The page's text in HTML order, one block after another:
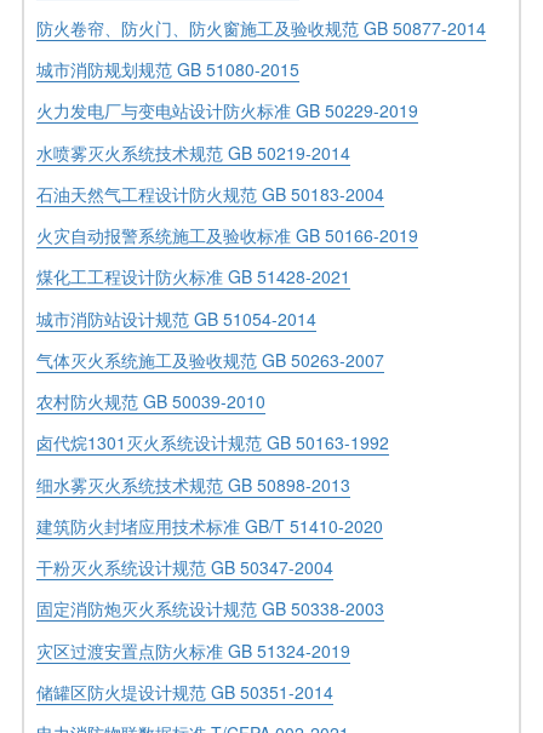
防火卷帘、防火门、防火窗施工及验收规范 GB 50877-2014
城市消防规划规范 GB 51080-2015
火力发电厂与变电站设计防火标准 GB 50229-2019
水喷雾灭火系统技术规范 GB 50219-2014
石油天然气工程设计防火规范 GB 50183-2004
火灾自动报警系统施工及验收标准 GB 50166-2019
煤化工工程设计防火标准 GB 51428-2021
城市消防站设计规范 GB 51054-2014
气体灭火系统施工及验收规范 GB 50263-2007
农村防火规范 GB 50039-2010
卤代烷1301灭火系统设计规范 GB 50163-1992
细水雾灭火系统技术规范 GB 50898-2013
建筑防火封堵应用技术标准 GB/T 51410-2020
干粉灭火系统设计规范 GB 50347-2004
固定消防炮灭火系统设计规范 GB 50338-2003
灾区过渡安置点防火标准 GB 51324-2019
储罐区防火堤设计规范 GB 50351-2014